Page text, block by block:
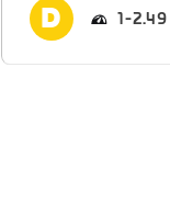
1 2.49